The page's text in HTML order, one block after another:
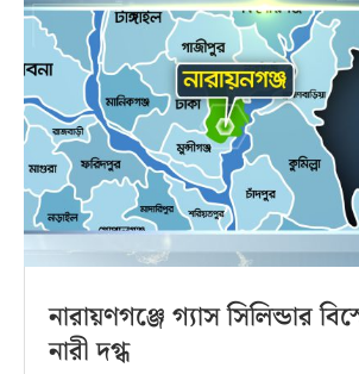
নারায়ণগঞ্জে গ্যাস সিলিন্ডার
নারী দগ্ধ